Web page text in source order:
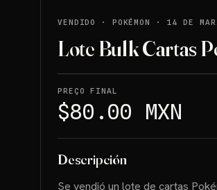
VENDIDO · POKÉMON · 14 DE
Lote Bulk Cartas
PREÇO FINAL
$80.00 MXN
Descripción
Se vendió un lote de cartas